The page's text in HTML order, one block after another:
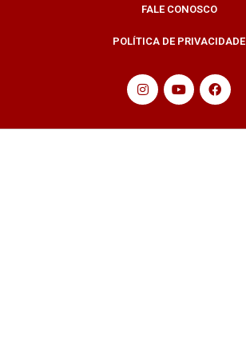
FALE CONOSCO
POLÍTICA DE PRIVACIDADE